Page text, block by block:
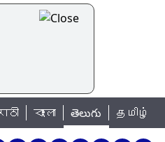
రూ.2,000 పైబడిన యూపీఐ
বাংলা తెలుగు தமிழ்